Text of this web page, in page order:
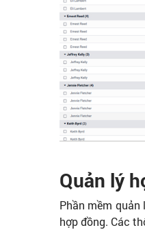
Quản lý
Phần mềm
hợp đồng. Các